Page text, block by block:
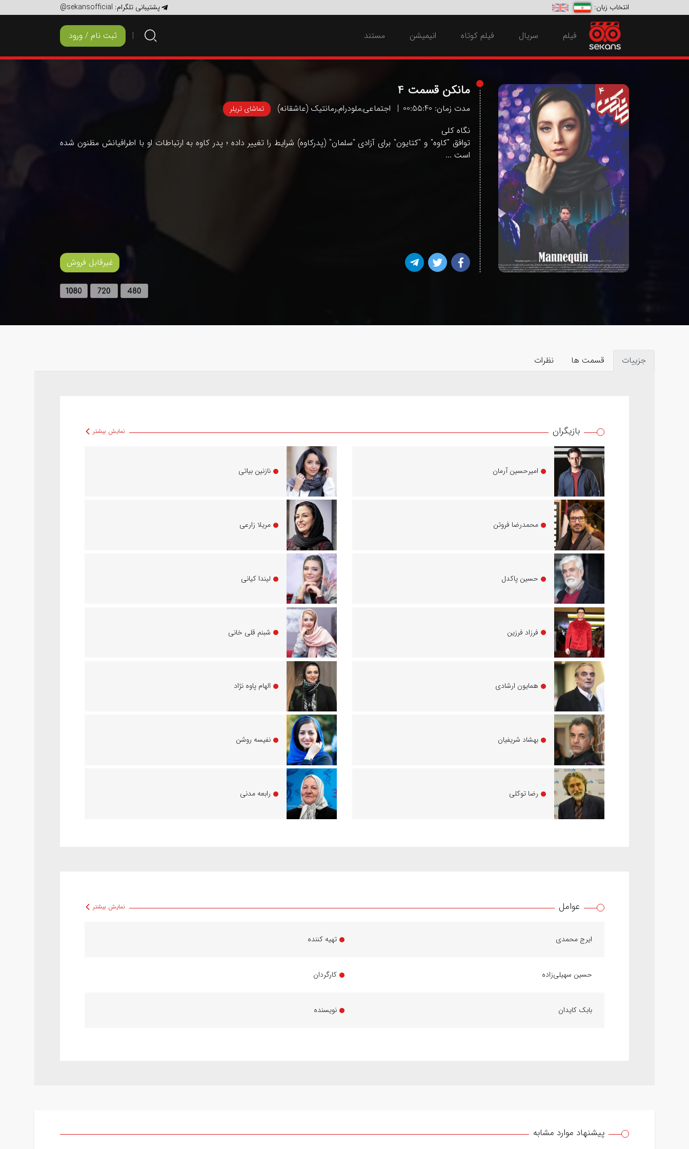
انتخاب زبان: پشتیبانی تلگرام: @sekansofficial
ثبت نام / ورود فیلم سریال فیلم کوتاه انیمیشن مستند
مانکن قسمت 4
مدت زمان: 00:55:40 اجتماعی,ملودرام,رمانتیک (عاشقانه) تماشای تریلر
نگاه کلی
توافق "کاوه" و "کتایون" برای آزادی "سلمان" (پدرکاوه) شرایط را تغییر داده ؛ پدر کاوه به ارتباطات او با اطرافیانش مظنون شده
است ...
غیرقابل فروش
جزییات قسمت ها نظرات
بازیگران نمایش بیشتر
امیرحسین آرمان نازنین بیاتی
محمدرضا فروتن مریلا زارعی
حسین پاکدل لیندا کیانی
فرزاد فرزین شبنم قلی خانی
همایون ارشادی الهام پاوه‌ نژاد
بهشاد شریفیان نفیسه روشن
رضا توکلی رابعه مدنی
عوامل نمایش بیشتر
ایرج محمدی تهیه کننده
حسین سهیلی‌زاده کارگردان
بابک کایدان نویسنده
پیشنهاد موارد مشابه